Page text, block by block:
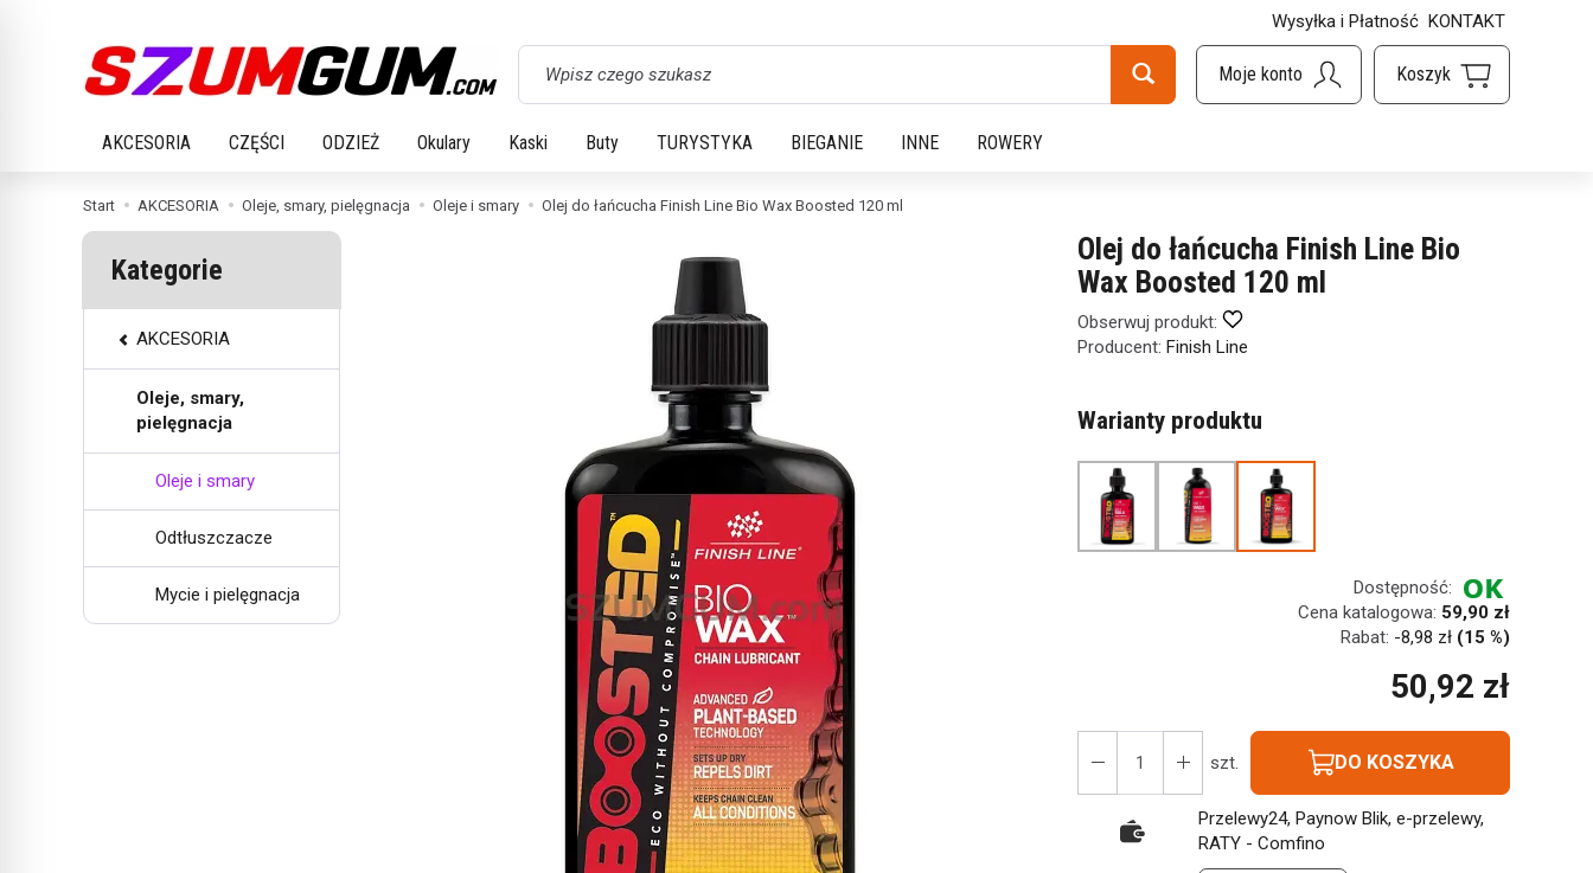
Wysyłka i Płatność KONTAKT
Wyszukaj
AKCESORIA CZĘŚCI ODZIEŻ Okulary Kaski Buty TURYSTYKA BIEGANIE INNE ROWERY
Start AKCESORIA Oleje, smary, pielęgnacja Oleje i smary Olej do łańcucha Finish Line Bio Wax Boosted 120 ml
Olej do łańcucha Finish Line Bio
Wax Boosted 120 ml
Obserwuj produkt:
Producent: Finish Line
Warianty produktu
Dostępność:
Cena katalogowa: 59,90 zł
Rabat: -8,98 zł (15 %)
50,92 zł
szt. DO KOSZYKA
Przelewy24, Paynow Blik, e-przelewy,
RATY - Comfino
Kategorie
AKCESORIA
Oleje, smary,
pielęgnacja
Oleje i smary
Odtłuszczacze
Mycie i pielęgnacja